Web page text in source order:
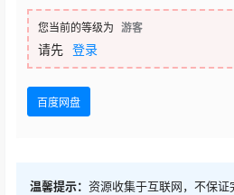
您当前的等级为 游客
请先 登录
百度网盘
温馨提示： 资源收集于互联网，不保